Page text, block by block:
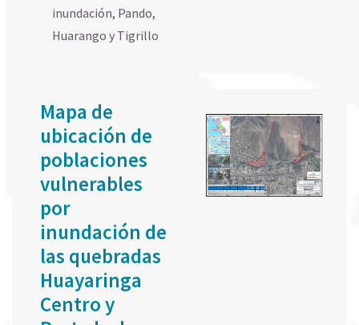
inundación, Pando,
Huarango y Tigrillo
Mapa de
ubicación de
poblaciones
vulnerables
por
inundación de
las quebradas
Huayaringa
Centro y